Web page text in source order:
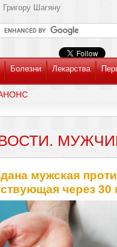
Шагяну
Болезни Лекарства
мужская
через 30